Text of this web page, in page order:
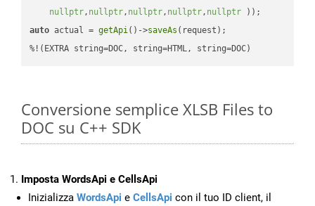
nullptr, nullptr, nullptr, nullptr, nullptr ))
auto actual = getApi()->saveAs (request);
%!(EXTRA string=DOC, string=HTML, string=DOC)
Conversione semplice XLSB Files to
DOC su C++ SDK
Imposta WordsApi e CellsApi
Inizializza WordsApi e CellsApi con il tuo ID client, il